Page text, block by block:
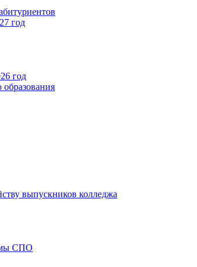
год
год
выпускников колледжа
СПО